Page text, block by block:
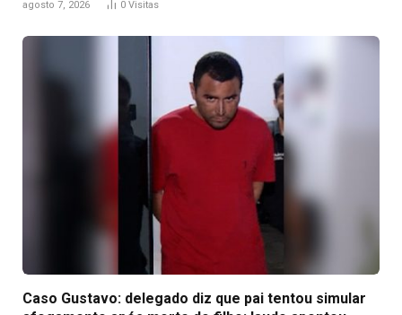
agosto 7, 2026 0 Visitas
Caso Gustavo: delegado diz que pai tentou simular